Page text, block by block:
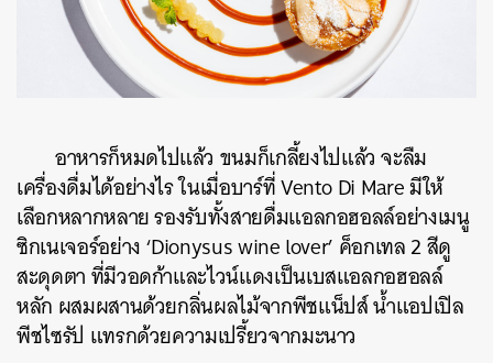
อาหารก็หมดไปแล้ว ขนมก็เกลี้ยงไปแล้ว จะลืม
เครื่องดื่มได้อย่างไร ในเมื่อบาร์ที่ Vento Di Mare มีให้
เลือกหลากหลาย รองรับทั้งสายดื่มแอลกอฮอลล์อย่างเมนู
ซิกเนเจอร์อย่าง ‘Dionysus wine lover’ ค็อกเทล 2 สีดู
สะดุดตา ที่มีวอดก้าและไวน์แดงเป็นเบสแอลกอฮอลล์
หลัก ผสมผสานด้วยกลิ่นผลไม้จากพีชแน็ปส์ น้ำแอปเปิล
พีชไซรัป แทรกด้วยความเปรี้ยวจากมะนาว